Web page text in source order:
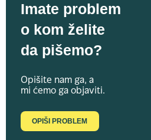
Imate problem
o kom želite
da pišemo?
Opišite nam ga, a
mi ćemo ga objaviti.
OPIŠI PROBLEM